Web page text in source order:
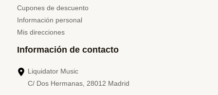
Cupones de descuento
Información personal
Mis direcciones
Información de contacto
Liquidator Music
C/ Dos Hermanas, 28012 Madrid